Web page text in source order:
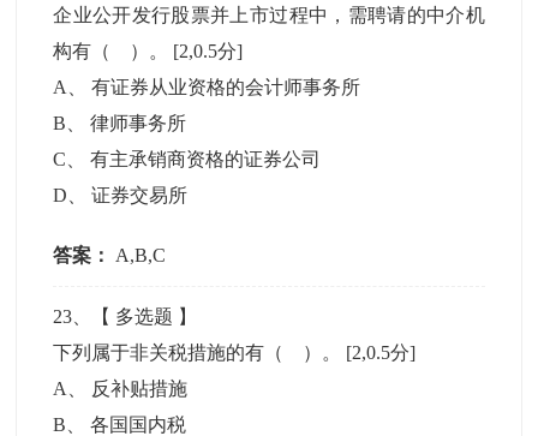
企业公开发行股票并上市过程中，需聘请的中介机
构有（ ）。 [2,0.5分]
A
、有证券从业资格的会计师事务所
B 、律师事务所
C 、有主承销商资格的证券公司
D 、证券交易所
答案： A,B,C
23 、【 多选题 】
下列属于非关税措施的有（ ）。 [2,0.5分]
A
反补贴措施
B 、各国国内税